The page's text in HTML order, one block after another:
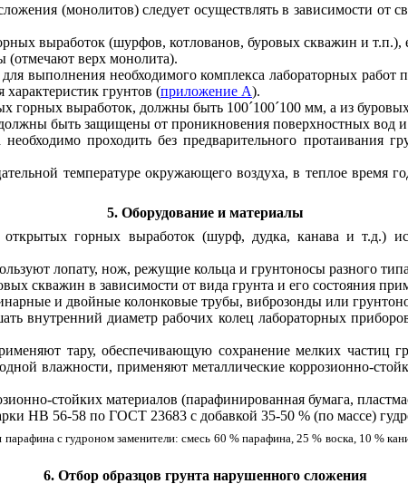
(монолитов) следует осуществлять в зависимости от
выработок (шурфов, котлованов, буровых скважин и
(отмечают верх монолита).
выполнения необходимого комплекса лабораторных работ
грунтов (приложение А).
горных выработок, должны быть 100´100´100 мм, а из
быть защищены от проникновения поверхностных вод
проходить без предварительного протаивания
температуре окружающего воздуха, в теплое время
5. Оборудование и материалы
горных выработок (шурф, дудка, канава и т.д.)
лопату, нож, режущие кольца и грунтоносы разного
скважин в зависимости от вида грунта и его состояния
и двойные колонковые трубы, виброзонды или
внутренний диаметр рабочих колец лабораторных
тару, обеспечивающую сохранение мелких частиц
влажности, применяют металлические коррозионно-
стойких материалов (парафинированная бумага,
НВ 56-58 по ГОСТ 23683 с добавкой 35-50 % (по массе)
с гудроном заменители: смесь 60 % парафина, 25 % воска, 10 %
6. Отбор образцов грунта нарушенного сложения